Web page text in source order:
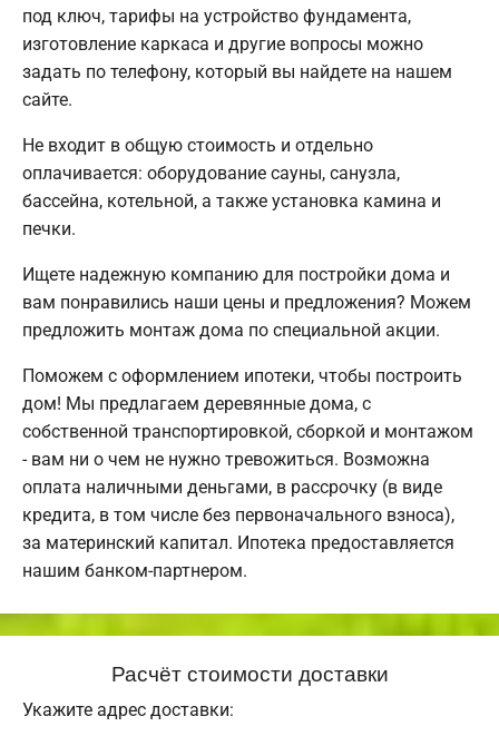
под ключ, тарифы на устройство фундамента,
изготовление каркаса и другие вопросы можно
задать по телефону, который вы найдете на нашем
сайте.
Не входит в общую стоимость и отдельно
оплачивается: оборудование сауны, санузла,
бассейна, котельной, а также установка камина и
печки.
Ищете надежную компанию для постройки дома и
вам понравились наши цены и предложения? Можем
предложить монтаж дома по специальной акции.
Поможем с оформлением ипотеки, чтобы построить
дом! Мы предлагаем деревянные дома, с
собственной транспортировкой, сборкой и монтажом
- вам ни о чем не нужно тревожиться. Возможна
оплата наличными деньгами, в рассрочку (в виде
кредита, в том числе без первоначального взноса),
за материнский капитал. Ипотека предоставляется
нашим банком-партнером.
Расчёт стоимости доставки
Укажите адрес доставки: